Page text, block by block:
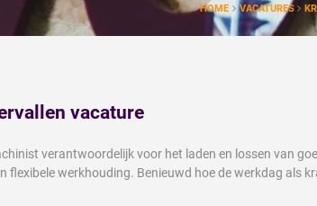
HOME VACATURES
vacature
verantwoordelijk voor het laden en lossen van
flexibele werkhouding. Benieuwd hoe de werkdag als